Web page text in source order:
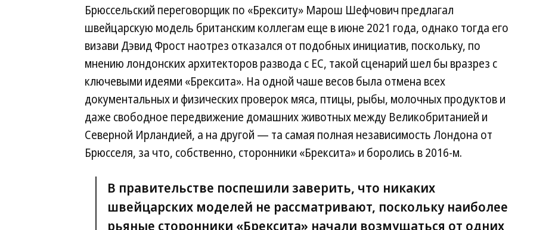
Брюссельский переговорщик по «Брекситу» Марош Шефчович предлагал
швейцарскую модель британским коллегам еще в июне 2021 года, однако тогда его
визави Дэвид Фрост наотрез отказался от подобных инициатив, поскольку, по
мнению лондонских архитекторов развода с ЕС, такой сценарий шел бы вразрез с
ключевыми идеями «Брексита». На одной чаше весов была отмена всех
документальных и физических проверок мяса, птицы, рыбы, молочных продуктов и
даже свободное передвижение домашних животных между Великобританией и
Северной Ирландией, а на другой — та самая полная независимость Лондона от
Брюсселя, за что, собственно, сторонники «Брексита» и боролись в 2016-м.
В правительстве поспешили заверить, что никаких
швейцарских моделей не рассматривают, поскольку наиболее
рьяные сторонники «Брексита» начали возмущаться от одних